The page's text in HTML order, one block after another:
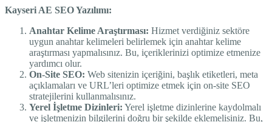
Kayseri AE SEO Yazılımı:
Anahtar Kelime Araştırması: Hizmet verdiğiniz sektöre
uygun anahtar kelimeleri belirlemek için anahtar kelime
araştırması yapmalısınız. Bu, içeriklerinizi optimize etmenize
yardımcı olur.
On-Site SEO: Web sitenizin içeriğini, başlık etiketleri, meta
açıklamaları ve URL’leri optimize etmek için on-site SEO
stratejilerini kullanmalısınız.
Yerel İşletme Dizinleri: Yerel işletme dizinlerine kaydolmalı
ve işletmenizin bilgilerini doğru bir şekilde eklemelisiniz. Bu,